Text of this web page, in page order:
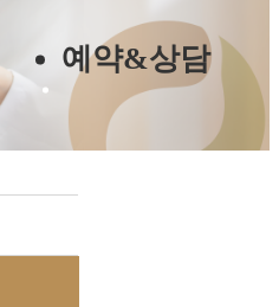
예약&상담